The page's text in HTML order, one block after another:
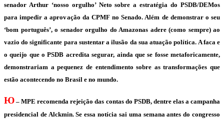
senador Arthur ‘nosso orgulho’ Neto sobre a estratégia do PSDB/DEMos
para impedir a aprovação da CPMF no Senado. Além de demonstrar o seu
‘bom português’, o senador orgulho do Amazonas adere (como sempre) ao
vazio do significante para sustentar a ilusão da sua atuação política. A faca e
o queijo que o PSDB acredita segurar, ainda que se fosse metaforicamente,
demonstrariam a pequenez de entendimento sobre as transformações que
estão acontecendo no Brasil e no mundo.
Ю – MPE recomenda rejeição das contas do PSDB, dentre elas a campanha
presidencial de Alckmin. Se essa notícia sai uma semana antes do congresso